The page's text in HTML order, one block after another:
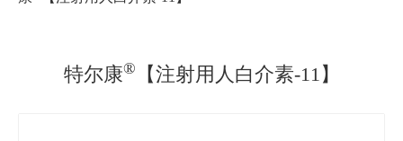
特尔康® 【注射用人白介素-11】